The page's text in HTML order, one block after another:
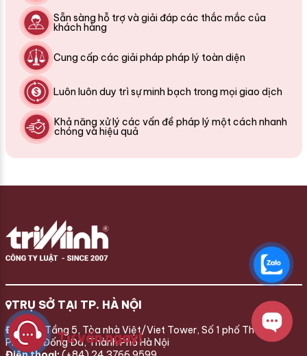
Sẵn sàng hỗ trợ và giải đáp các thắc mắc của
khách hàng
Cung cấp các giải pháp pháp lý toàn diện
Luôn luôn duy trì sự minh bạch trong mọi giao dịch
Khả năng xử lý các vấn đề pháp lý một cách nhanh
chóng và hiệu quả
TRỤ SỞ TẠI TP. HÀ NỘI
Địa chỉ: Tầng 5, Tòa nhà Việt/Viet Tower, Số 1 phố Thái Hà,
Phường Đống Đa, Thành Phố Hà Nội
Tư vấn ngay!